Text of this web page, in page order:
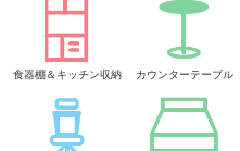
食器棚＆キッチン収納 カウンターテーブル